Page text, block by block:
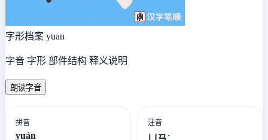
字形档案 yuan
字音 字形 部件结构 释义说明
朗读字音
拼音
yuán
注音